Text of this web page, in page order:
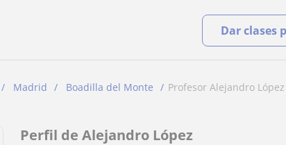
Dar clases
Madrid Boadilla del Monte Profesor Alejandro López
Perfil de Alejandro López